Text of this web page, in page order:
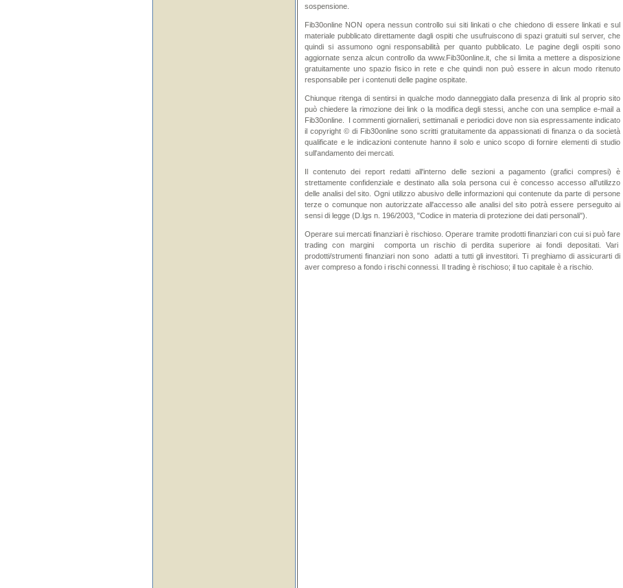
sospensione.
Fib30online NON opera nessun controllo sui siti linkati o che chiedono di essere linkati e sul
materiale pubblicato direttamente dagli ospiti che usufruiscono di spazi gratuiti sul server, che
quindi si assumono ogni responsabilità per quanto pubblicato. Le pagine degli ospiti sono
aggiornate senza alcun controllo da www.Fib30online.it, che si limita a mettere a disposizione
gratuitamente uno spazio fisico in rete e che quindi non può essere in alcun modo ritenuto
responsabile per i contenuti delle pagine ospitate.
Chiunque ritenga di sentirsi in qualche modo danneggiato dalla presenza di link al proprio sito
può chiedere la rimozione dei link o la modifica degli stessi, anche con una semplice e-mail a
Fib30online. I commenti giornalieri, settimanali e periodici dove non sia espressamente indicato
il copyright © di Fib30online sono scritti gratuitamente da appassionati di finanza o da società
qualificate e le indicazioni contenute hanno il solo e unico scopo di fornire elementi di studio
sull'andamento dei mercati.
Il contenuto dei report redatti all'interno delle sezioni a pagamento (grafici compresi) è
strettamente confidenziale e destinato alla sola persona cui è concesso accesso all'utilizzo
delle analisi del sito. Ogni utilizzo abusivo delle informazioni qui contenute da parte di persone
terze o comunque non autorizzate all'accesso alle analisi del sito potrà essere perseguito ai
sensi di legge (D.lgs n. 196/2003, "Codice in materia di protezione dei dati personali").
Operare sui mercati finanziari è rischioso. Operare tramite prodotti finanziari con cui si può fare
trading con margini comporta un rischio di perdita superiore ai fondi depositati. Vari
prodotti/strumenti finanziari non sono adatti a tutti gli investitori. Ti preghiamo di assicurarti di
aver compreso a fondo i rischi connessi. Il trading è rischioso; il tuo capitale è a rischio.